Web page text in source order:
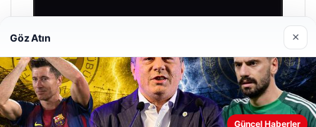
Prenses Night Club
Nisan 29, 2026
Göz Atın ×
Güncel Haberler